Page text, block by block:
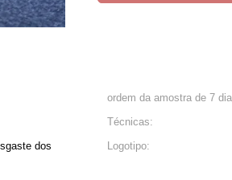
ordem da amostra de 7
Técnicas:
dos
Logotipo: